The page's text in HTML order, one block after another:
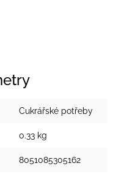
Cukrářské potřeby
0.33 kg
8051085305162